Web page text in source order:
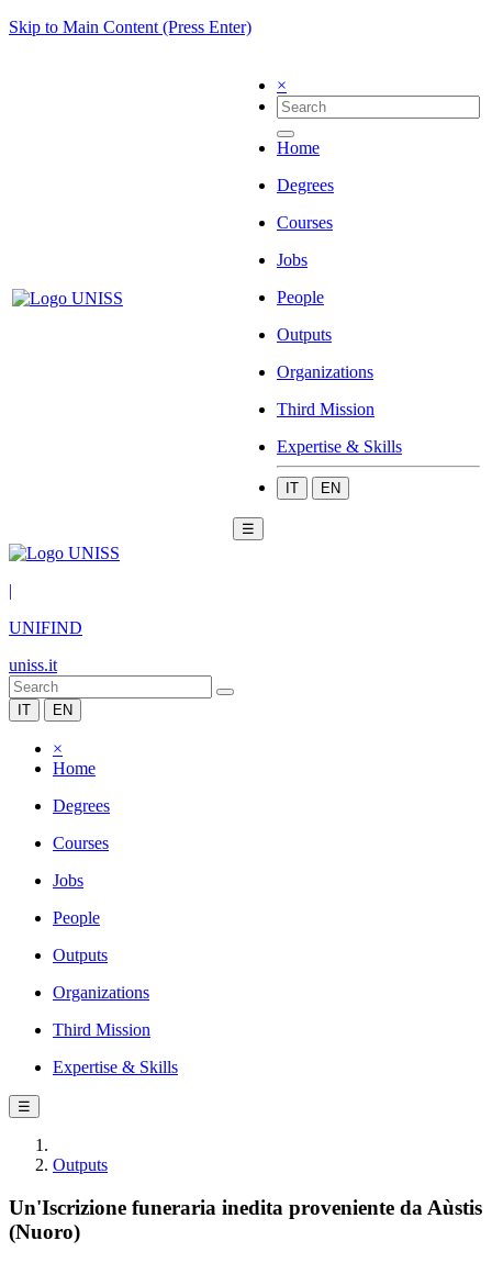
Skip to Main Content (Press Enter)
×
Home
Degrees
Courses
Jobs
People
Outputs
Organizations
Third Mission
Expertise & Skills
IT EN
☰
|
UNIFIND
uniss.it
IT EN
×
Home
Degrees
Courses
Jobs
People
Outputs
Organizations
Third Mission
Expertise & Skills
☰
Outputs
Un'Iscrizione funeraria inedita proveniente da Aùstis
(Nuoro)